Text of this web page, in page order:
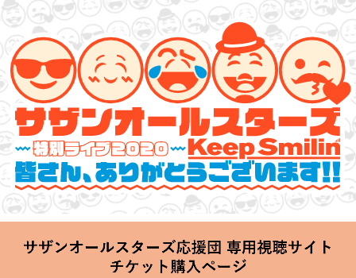
サザンオールスターズ 特別ライブ 2020
「Keep Smilin’～皆さん、ありがとうございます!!～」
2020.06.25 Thu 20:00 Start at 横浜アリーナ